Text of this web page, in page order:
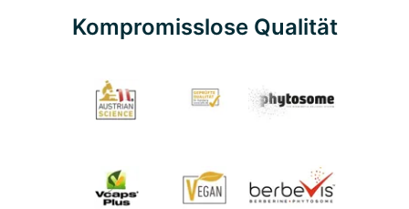
Kompromisslose Qualität